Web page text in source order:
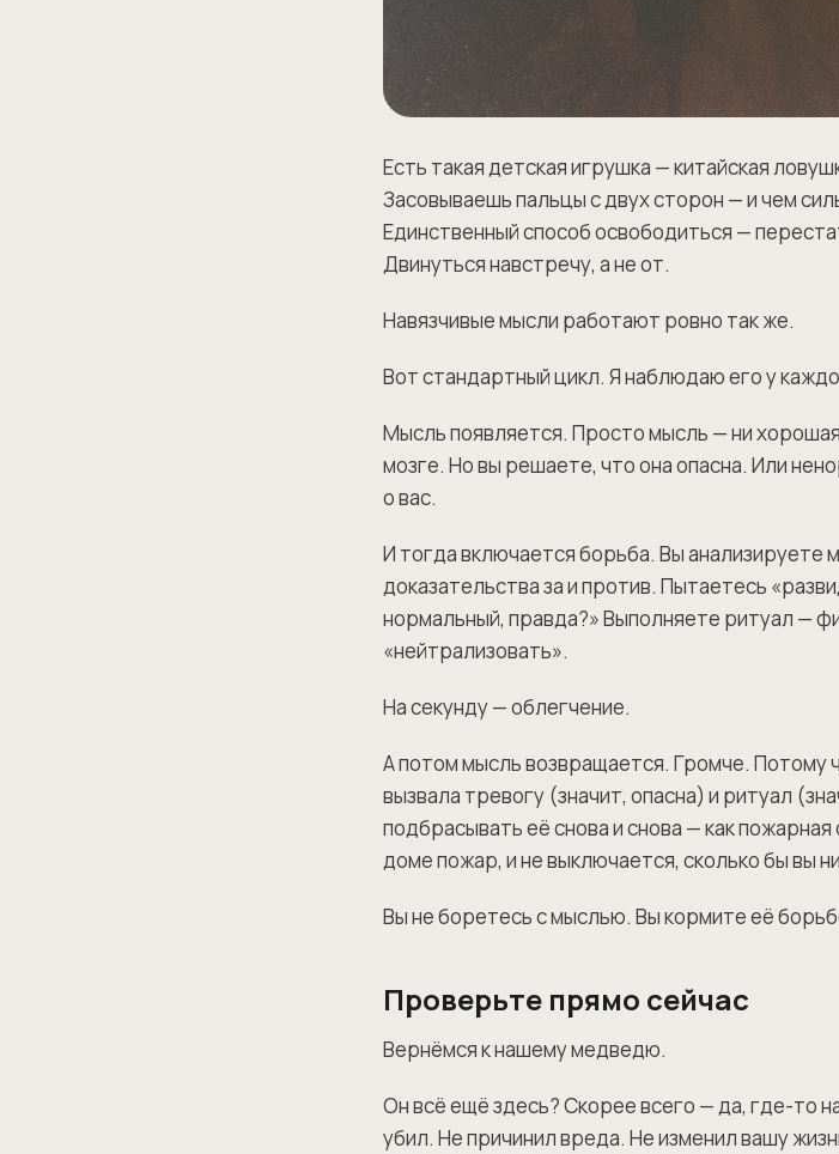
Есть такая детская игрушка — китайская
Засовываешь пальцы с двух сторон — и чем
Единственный способ освободиться —
Двинуться навстречу, а не от.
Навязчивые мысли работают ровно так же.
Вот стандартный цикл. Я наблюдаю его у
Мысль появляется. Просто мысль — ни
мозге. Но вы решаете, что она опасна. Или
о вас.
И тогда включается борьба. Вы
доказательства за и против. Пытаетесь
нормальный, правда?» Выполняете ритуал —
«нейтрализовать».
На секунду — облегчение.
А потом мысль возвращается. Громче. Потому
вызвала тревогу (значит, опасна) и ритуал
подбрасывать её снова и снова — как
доме пожар, и не выключается, сколько бы вы
Вы не боретесь с мыслью. Вы кормите её
Проверьте прямо сейчас
Вернёмся к нашему медведю.
Он всё ещё здесь? Скорее всего — да, где-то
убил. Не причинил вреда. Не изменил вашу